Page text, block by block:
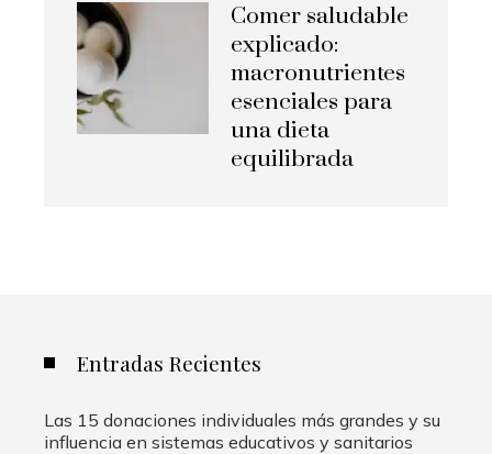
Comer saludable
explicado:
macronutrientes
esenciales para
una dieta
equilibrada
Entradas Recientes
Las 15 donaciones individuales más grandes y su
influencia en sistemas educativos y sanitarios